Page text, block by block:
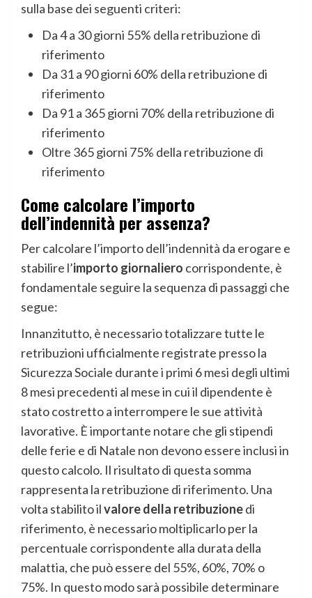
sulla base dei seguenti criteri:
Da 4 a 30 giorni 55% della retribuzione di
riferimento
Da 31 a 90 giorni 60% della retribuzione di
riferimento
Da 91 a 365 giorni 70% della retribuzione di
riferimento
Oltre 365 giorni 75% della retribuzione di
riferimento
Come calcolare l’importo
dell’indennità per assenza?
Per calcolare l’importo dell’indennità da erogare e
stabilire l’importo giornaliero corrispondente, è
fondamentale seguire la sequenza di passaggi che
segue:
Innanzitutto, è necessario totalizzare tutte le
retribuzioni ufficialmente registrate presso la
Sicurezza Sociale durante i primi 6 mesi degli ultimi
8 mesi precedenti al mese in cui il dipendente è
stato costretto a interrompere le sue attività
lavorative. È importante notare che gli stipendi
delle ferie e di Natale non devono essere inclusi in
questo calcolo. Il risultato di questa somma
rappresenta la retribuzione di riferimento. Una
volta stabilito ilvalore della retribuzionedi
riferimento, è necessario moltiplicarlo per la
percentuale corrispondente alla durata della
malattia, che può essere del 55%, 60%, 70% o
75%. In questo modo sarà possibile determinare